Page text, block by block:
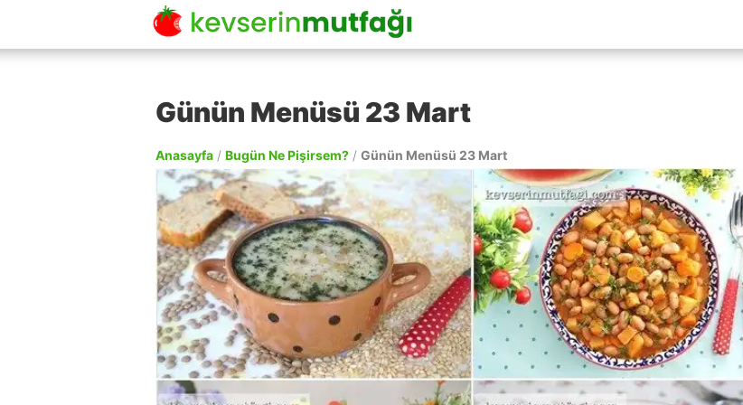
Günün Menüsü 23 Mart
Anasayfa / Bugün Ne Pişirsem? / Günün Menüsü 23 Mart